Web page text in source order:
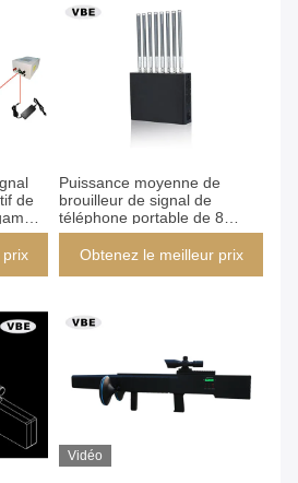
de
Puissance moyenne de
brouilleur de signal de
téléphone portable de 8
bandes gamme bloquante de
1m - de 50m
Obtenez le meilleur prix
Vidéo